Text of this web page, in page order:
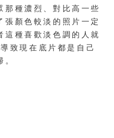
那種濃烈、對比高一些
張顏色較淡的照片一定
這種喜歡淡色調的人就
致現在底片都是自己
。